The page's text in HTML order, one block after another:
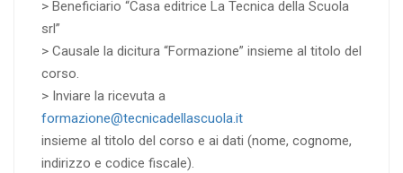
> Beneficiario “Casa editrice La Tecnica della Scuola
srl”
> Causale la dicitura “Formazione” insieme al titolo del
corso.
> Inviare la ricevuta a
formazione@tecnicadellascuola.it
insieme al titolo del corso e ai dati (nome, cognome,
indirizzo e codice fiscale).